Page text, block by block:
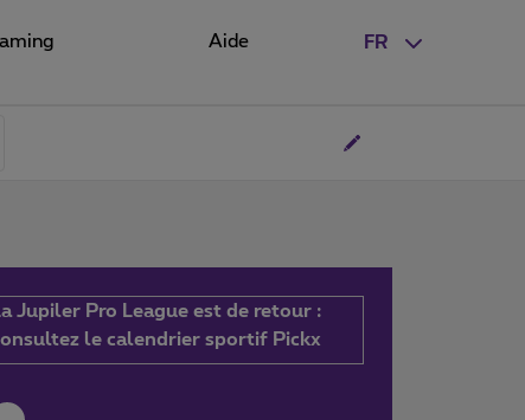
FR
Aide
Jupiler Pro League est de retour :
le calendrier sportif Pickx